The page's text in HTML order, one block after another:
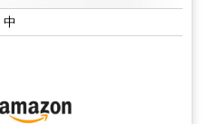
中
にはCC BY 4.0の表示が必要です。